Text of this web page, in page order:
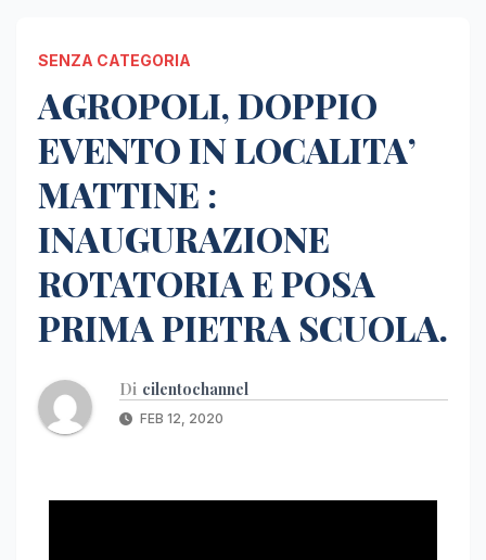
SENZA CATEGORIA
AGROPOLI, DOPPIO
EVENTO IN LOCALITA’
MATTINE :
INAUGURAZIONE
ROTATORIA E POSA
PRIMA PIETRA SCUOLA.
Di cilentochannel
FEB 12, 2020